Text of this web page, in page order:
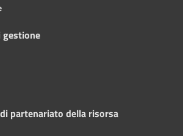
gestione
partenariato della risorsa